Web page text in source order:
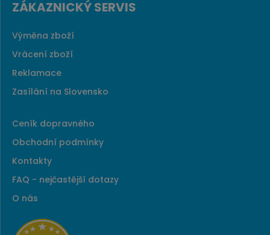
ZÁKAZNICKÝ SERVIS
Výměna zboží
Vrácení zboží
Reklamace
Zasílání na Slovensko
Ceník dopravného
Obchodní podmínky
Kontakty
FAQ - nejčastější dotazy
O nás